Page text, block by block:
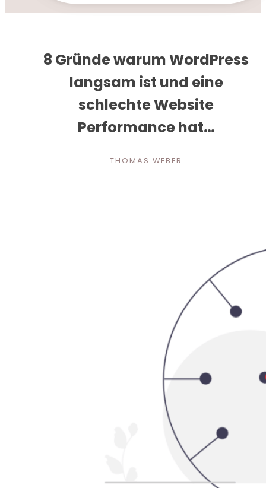
8 Gründe warum WordPress
langsam ist und eine
schlechte Website
Performance hat…
THOMAS WEBER